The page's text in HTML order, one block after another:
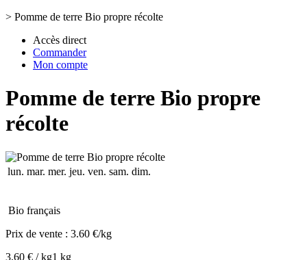
> Pomme de terre Bio propre récolte
Accès direct
Commander
Mon compte
Pomme de terre Bio propre
récolte
lun. mar. mer. jeu. ven. sam. dim.
Bio français
Prix de vente : 3.60 €/kg
3.60 € / kg1 kg